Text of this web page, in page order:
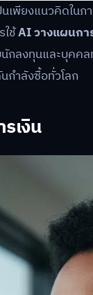
พียงแนวคิดในภ
ใช้AI วางแผนกา
กลงทุนและบุคค
กำลังซื้อทั่วโลก
เงิน